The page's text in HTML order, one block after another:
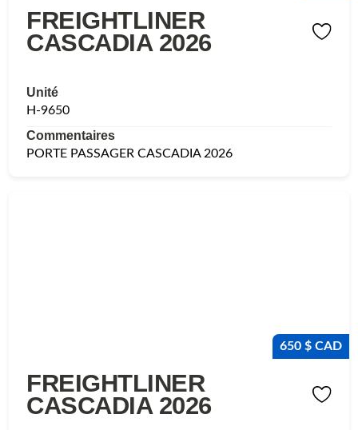
FREIGHTLINER
CASCADIA 2026
Unité
H-9650
Commentaires
PORTE PASSAGER CASCADIA 2026
650 $ CAD
FREIGHTLINER
CASCADIA 2026